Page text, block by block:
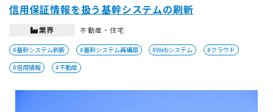
信用保証情報を扱う基幹システムの刷新
業界 不動産・住宅
#基幹システム刷新 #基幹システム再構築 #Webシステム
#クラウド
#信用情報
#不動産